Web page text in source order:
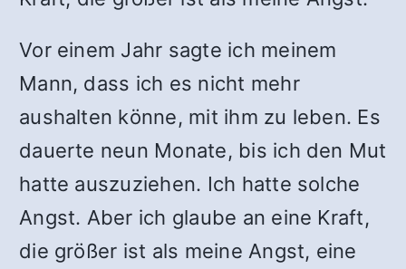
Vor einem Jahr sagte ich meinem
Mann, dass ich es nicht mehr
aushalten könne, mit ihm zu leben. Es
dauerte neun Monate, bis ich den Mut
hatte auszuziehen. Ich hatte solche
Angst. Aber ich glaube an eine Kraft,
die größer ist als meine Angst, eine